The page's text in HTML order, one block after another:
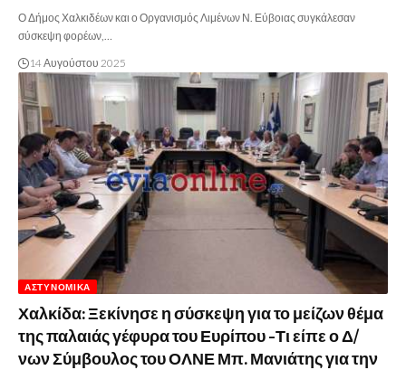
Ο Δήμος Χαλκιδέων και ο Οργανισμός Λιμένων Ν. Εύβοιας συγκάλεσαν
σύσκεψη φορέων,…
14 Αυγούστου 2025
ΑΣΤΥΝΟΜΙΚΆ
Χαλκίδα: Ξεκίνησε η σύσκεψη για το μείζων θέμα
της παλαιάς γέφυρα του Ευρίπου -Τι είπε ο Δ/
νων Σύμβουλος του ΟΛΝΕ Μπ. Μανιάτης για την